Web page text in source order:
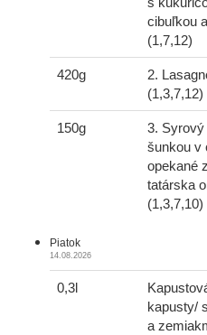
cibuľkou
(1,7,12)
420g
2.
(1,3,7,12)
150g
3.
šunkou v
opekané
tatárska
(1,3,7,10)
Piatok
14.08.2026
0,3l
kapusty/
a